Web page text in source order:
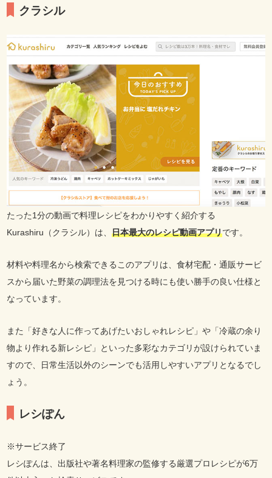
クラシル
たった1分の動画で料理レシピをわかりやすく紹介する
Kurashiru（クラシル）は、日本最大のレシピ動画アプリです。
材料や料理名から検索できるこのアプリは、食材宅配・通販サービ
スから届いた野菜の調理法を見つける時にも使い勝手の良い仕様と
なっています。
また「好きな人に作ってあげたいおしゃれレシピ」や「冷蔵の余り
物より作れる新レシピ」といった多彩なカテゴリが設けられていま
すので、日常生活以外のシーンでも活用しやすいアプリとなるでし
ょう。
レシぽん
※サービス終了
レシぽんは、出版社や著名料理家の監修する厳選プロレシピが6万